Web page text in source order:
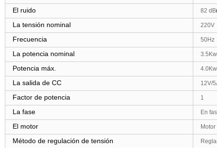
El ruido 82 dB
La tensión nominal
220V
Frecuencia 50Hz
La potencia nominal 3.5Kw
Potencia máx. 4.0Kw
La salida de CC 12V/
Factor de potencia 1
La fase En
El motor
Método de regulación de tensión